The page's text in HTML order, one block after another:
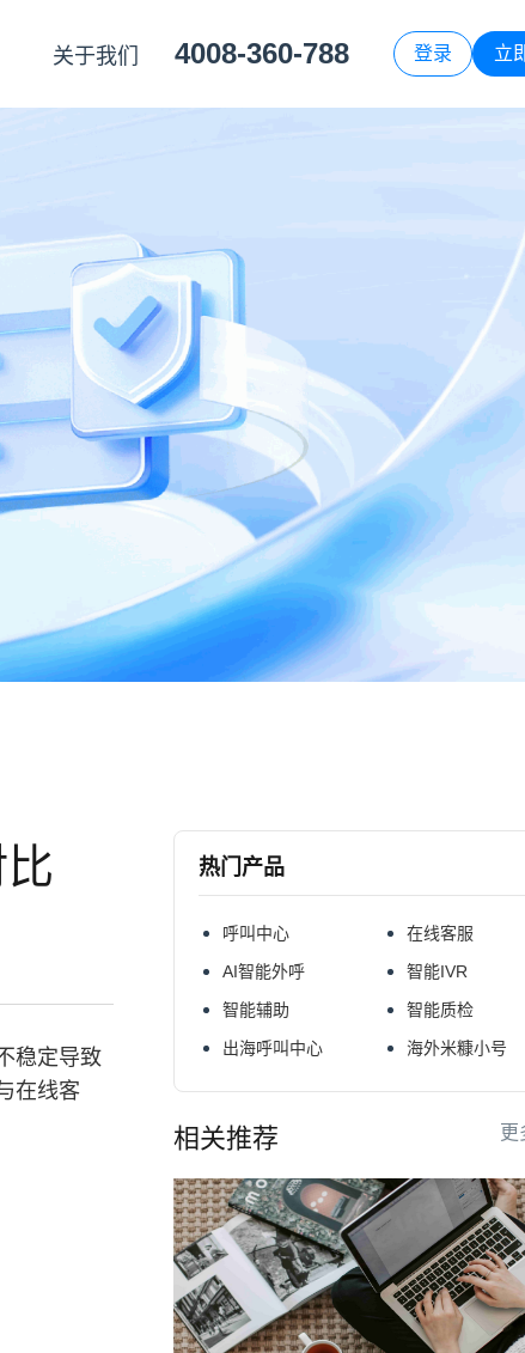
关于我们 4008-360-788 登录 立
稳定导致
在线客
热门产品
呼叫中心
AI智能外呼
智能辅助
出海呼叫中心
在线客服
智能IVR
智能质检
海外米糠小号
相关推荐 更